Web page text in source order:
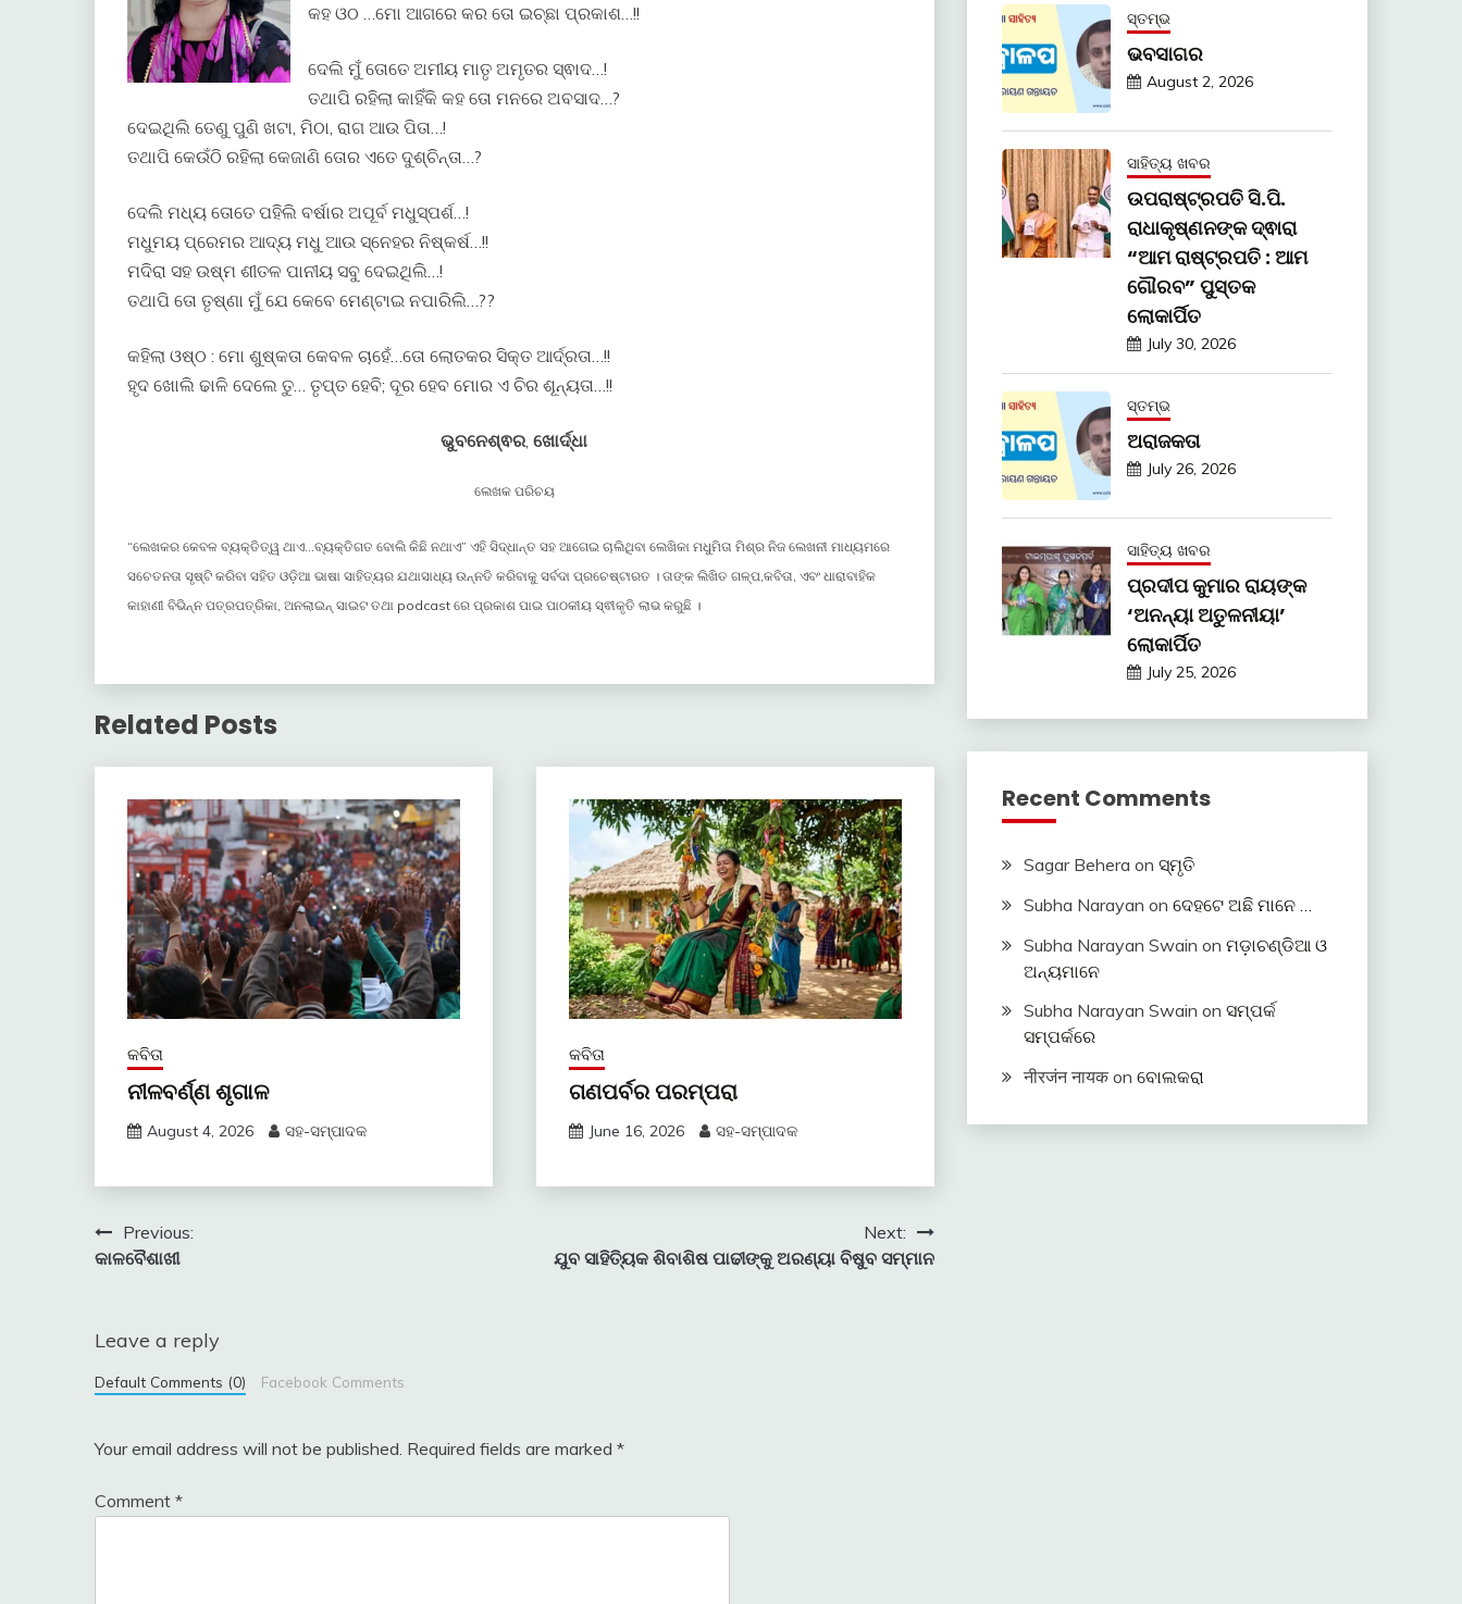
କହ ଓଠ …ମୋ ଆଗରେ କର ତୋ ଇଚ୍ଛା ପ୍ରକାଶ…!!
ଦେଲି ମୁଁ ତୋତେ ଅମୀୟ ମାତୃ ଅମୃତର ସ୍ଵାଦ…!
ତଥାପି ରହିଲା କାହିଁକି କହ ତୋ ମନରେ ଅବସାଦ…?
ଦେଇଥିଲି ତେଣୁ ପୁଣି ଖଟା, ମିଠା, ରାଗ ଆଉ ପିତା…!
ତଥାପି କେଉଁଠି ରହିଲା କେଜାଣି ତୋର ଏତେ ଦୁଶ୍ଚିନ୍ତା…?
ଦେଲି ମଧ୍ୟ ତୋତେ ପହିଲି ବର୍ଷାର ଅପୂର୍ବ ମଧୁସ୍ପର୍ଶ…!
ମଧୁମୟ ପ୍ରେମର ଆଦ୍ୟ ମଧୁ ଆଉ ସ୍ନେହର ନିଷ୍କର୍ଷ…!!
ମଦିରା ସହ ଉଷ୍ମ ଶୀତଳ ପାନୀୟ ସବୁ ଦେଇଥିଲି…!
ତଥାପି ତୋ ତୃଷ୍ଣା ମୁଁ ଯେ କେବେ ମେଣ୍ଟାଇ ନପାରିଲି…??
କହିଲା ଓଷ୍ଠ : ମୋ ଶୁଷ୍କତା କେବଳ ଚାହେଁ…ତୋ ଲୋତକର ସିକ୍ତ ଆର୍ଦ୍ରତା…!!
ହୃଦ ଖୋଲି ଢାଳି ଦେଲେ ତୁ… ତୃପ୍ତ ହେବି; ଦୂର ହେବ ମୋର ଏ ଚିର ଶୂନ୍ୟତା…!!
ଭୁବନେଶ୍ଵର ଖୋର୍ଦ୍ଧା
ଲେଖକ ପରିଚୟ
“ଲେଖକର କେବଳ ବ୍ୟକ୍ତିତ୍ୱ ଥାଏ…ବ୍ୟକ୍ତିଗତ ବୋଲି କିଛି ନଥାଏ” ଏହି ସିଦ୍ଧାନ୍ତ ସହ ଆଗେଇ ଚାଲିଥିବା ଲେଖିକା ମଧୁମିତା ମିଶ୍ର ନିଜ ଲେଖନୀ ମାଧ୍ୟମରେ
ସଚେତନତା ସୃଷ୍ଟି କରିବା ସହିତ ଓଡ଼ିଆ ଭାଷା ସାହିତ୍ୟର ଯଥାସାଧ୍ୟ ଉନ୍ନତି କରିବାକୁ ସର୍ବଦା ପ୍ରଚେଷ୍ଟାରତ । ତାଙ୍କ ଲିଖିତ ଗଳ୍ପ,କବିତା, ଏବଂ ଧାରାବାହିକ
କାହାଣୀ ବିଭିନ୍ନ ପତ୍ରପତ୍ରିକା, ଅନଲାଇନ୍ ସାଇଟ ତଥା podcast ରେ ପ୍ରକାଶ ପାଇ ପାଠକୀୟ ସ୍ଵୀକୃତି ଲାଭ କରୁଛି ।
Related Posts
କବିତା
ନୀଳବର୍ଣ୍ଣ ଶୃଗାଳ
August 4, 2026 ସହ-ସମ୍ପାଦକ
କବିତା
ଗଣପର୍ବର ପରମ୍ପରା
June 16, 2026 ସହ-ସମ୍ପାଦକ
Post
navigation
Previous:
କାଳବୈଶାଖୀ
Next:
ଯୁବ ସାହିତ୍ୟିକ ଶିବାଶିଷ ପାଢୀଙ୍କୁ ଅରଣ୍ୟା ବିଷୁବ ସମ୍ମାନ
Leave a reply
Default Comments (0) Facebook Comments
Your email address will not be published. Required fields are marked *
Comment *
ସ୍ତମ୍ଭ
ଭବସାଗର
August 2, 2026
ସାହିତ୍ୟ ଖବର
ଉପରାଷ୍ଟ୍ରପତି ସି.ପି.
ରାଧାକୃଷ୍ଣନଙ୍କ ଦ୍ଵାରା
“ଆମ ରାଷ୍ଟ୍ରପତି : ଆମ
ଗୌରବ” ପୁସ୍ତକ
ଲୋକାର୍ପିତ
July 30, 2026
ସ୍ତମ୍ଭ
ଅରାଜକତା
July 26, 2026
ସାହିତ୍ୟ ଖବର
ପ୍ରଦୀପ କୁମାର ରାୟଙ୍କ
‘ଅନନ୍ୟା ଅତୁଳନୀୟା’
ଲୋକାର୍ପିତ
July 25, 2026
Recent Comments
Sagar Behera on ସ୍ମୃତି
Subha Narayan on ଦେହଟେ ଅଛି ମାନେ …
Subha Narayan Swain on ମଡ଼ାଚଣ୍ଡିଆ ଓ
ଅନ୍ୟମାନେ
Subha Narayan Swain on ସମ୍ପର୍କ
ସମ୍ପର୍କରେ
नीरजंन नायकon ବୋଲକରା